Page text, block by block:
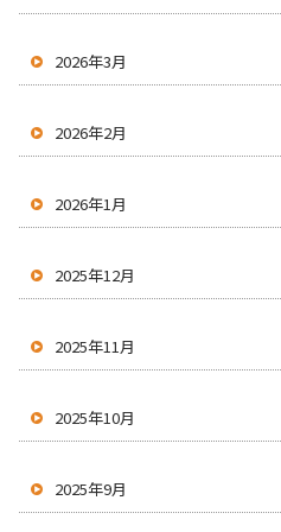
2026年3月
2026年2月
2026年1月
2025年12月
2025年11月
2025年10月
2025年9月